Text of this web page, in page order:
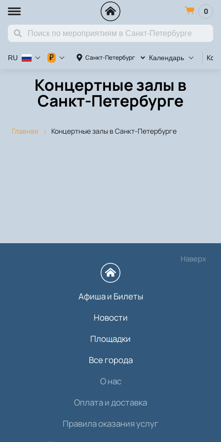
0
Санкт-Петербург Календарь
RU ₽
Концертные залы в
Санкт-Петербурге
Главная Концертные залы в Санкт-Петербурге
Наверх
Афиша и Билеты
Новости
Площадки
Все города
О нас
Оплата и доставка
Правила оказания услуг